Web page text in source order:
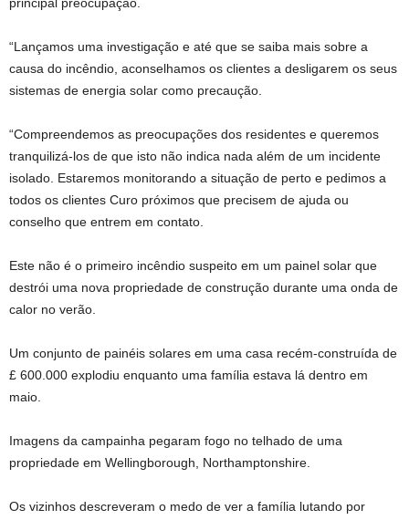
“Lançamos uma investigação e até que se saiba mais sobre a
causa do incêndio, aconselhamos os clientes a desligarem os seus
sistemas de energia solar como precaução.
“Compreendemos as preocupações dos residentes e queremos
tranquilizá-los de que isto não indica nada além de um incidente
isolado. Estaremos monitorando a situação de perto e pedimos a
todos os clientes Curo próximos que precisem de ajuda ou
conselho que entrem em contato.
Este não é o primeiro incêndio suspeito em um painel solar que
destrói uma nova propriedade de construção durante uma onda de
calor no verão.
Um conjunto de painéis solares em uma casa recém-construída de
£ 600.000 explodiu enquanto uma família estava lá dentro em
maio.
Imagens da campainha pegaram fogo no telhado de uma
propriedade em Wellingborough, Northamptonshire.
Os vizinhos descreveram o medo de ver a família lutando por